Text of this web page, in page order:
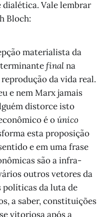
dialética. Vale lembrar
Bloch:
materialista da
finalna
da vida real.
e nem Marx jamais
distorce isto
é oúnico
esta proposição
e em uma frase
são a infra-
outros vetores da
da luta de
a saber, constituições
vitoriosa após a